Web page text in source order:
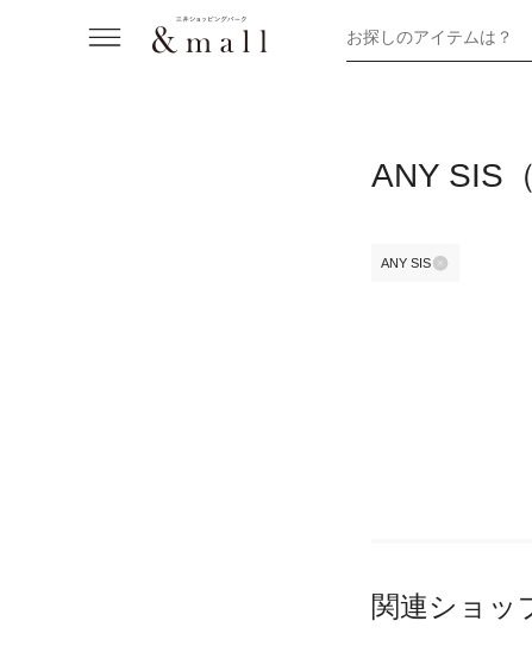
お探しのアイテムは？
ANY SIS
ANY SIS
関連ショッ